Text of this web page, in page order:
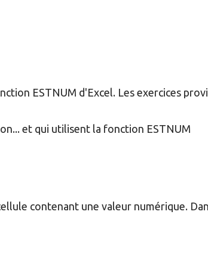
ESTNUM d'Excel. Les exercices
et qui utilisent la fonction ESTNUM
contenant une valeur numérique.